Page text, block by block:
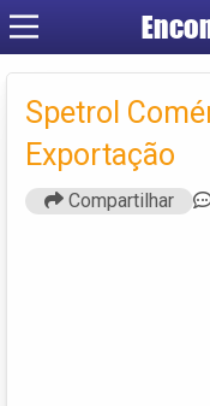
Spetrol
Exportação
Compartilhar